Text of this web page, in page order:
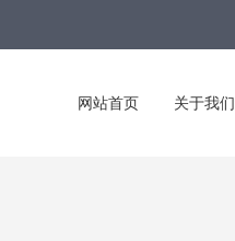
网站首页 关于我们